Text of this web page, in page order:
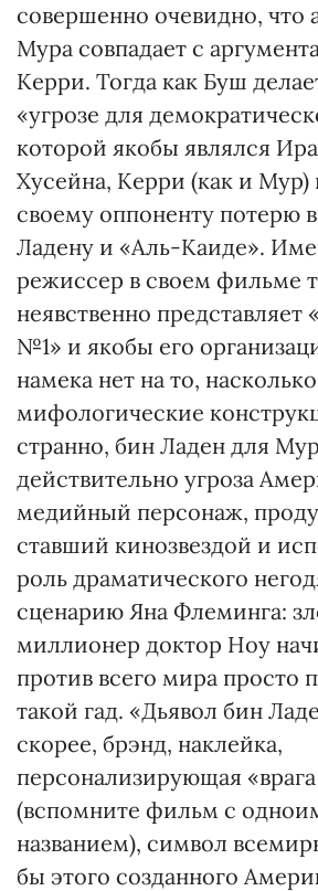
совершенно очевидно, что
Мура совпадает с
Керри. Тогда как Буш
«угрозе для
которой якобы являлся
Хусейна, Керри (как и Мур)
своему оппоненту потерю
Ладену и «Аль-Каиде».
режиссер в своем фильме
неявственно представляет
№1» и якобы его
намека нет на то,
мифологические
странно, бин Ладен для
действительно угроза
медийный персонаж,
ставший кинозвездой и
роль драматического
сценарию Яна Флеминга:
миллионер доктор Ноу
против всего мира просто
такой гад. «Дьявол бин
скорее, брэнд, наклейка,
персонализирующая «врага
(вспомните фильм с
названием), символ
бы этого созданного